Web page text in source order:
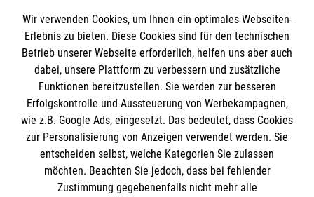
ein letztes Mal Verwandte treffen, trotz körperlicher
Einschränkungen ein Muscial besuchen – solche
Wünsche helfen die Sanitäter*innen der Malteser zu
erfüllen.
Welche Herzenswüsche können erfüllt werden?
Noch einmal ans Meer reisen oder bei einer
Familienfeier dabei sein, ein Konzert besuchen oder
zum letzten Mal nach Hause und den geliebten
Peter Hine
Koordinator Herzenswunsch-
Krankenwagen
Tel.0241 9670-331
Nachricht senden
Wir verwenden Cookies, um Ihnen ein optimales Webseiten-
Erlebnis zu bieten. Diese Cookies sind für den technischen
Betrieb unserer Webseite erforderlich, helfen uns aber auch
dabei, unsere Plattform zu verbessern und zusätzliche
Funktionen bereitzustellen. Sie werden zur besseren
Erfolgskontrolle und Aussteuerung von Werbekampagnen,
wie z.B. Google Ads, eingesetzt. Das bedeutet, dass Cookies
zur Personalisierung von Anzeigen verwendet werden. Sie
entscheiden selbst, welche Kategorien Sie zulassen
möchten. Beachten Sie jedoch, dass bei fehlender
Zustimmung gegebenenfalls nicht mehr alle